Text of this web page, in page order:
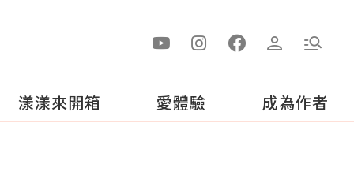
漾漾來開箱 愛體驗 成為作者